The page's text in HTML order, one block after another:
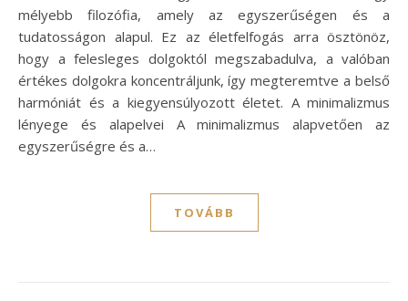
mélyebb filozófia, amely az egyszerűségen és a
tudatosságon alapul. Ez az életfelfogás arra ösztönöz,
hogy a felesleges dolgoktól megszabadulva, a valóban
értékes dolgokra koncentráljunk, így megteremtve a belső
harmóniát és a kiegyensúlyozott életet. A minimalizmus
lényege és alapelvei A minimalizmus alapvetően az
egyszerűségre és a…
TOVÁBB